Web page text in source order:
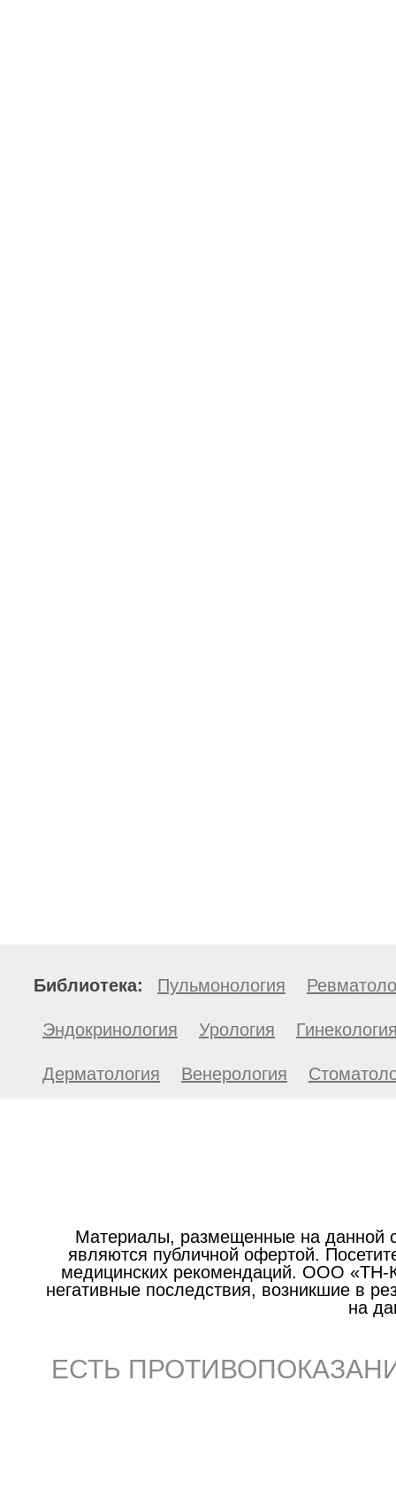
Библиотека: Пульмонология
Эндокринология Урология
Дерматология Венерология
Материалы, размещенные на данной
являются публичной офертой.
медицинских рекомендаций. ООО «ТН-
негативные последствия, возникшие в
на
ЕСТЬ